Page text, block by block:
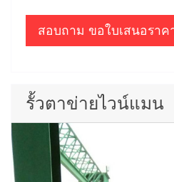
สอบถาม ขอใบเสนอราค
รั้วตาข่ายไวน์แมน